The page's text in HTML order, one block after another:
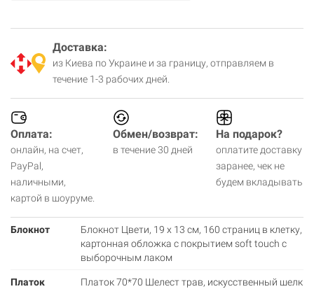
Доставка:
из Киева по Украине и за границу, отправляем в
течение 1-3 рабочих дней.
Оплата:
онлайн, на счет,
PayPal,
наличными,
картой в шоуруме.
Обмен/возврат:
в течение 30 дней
На подарок?
оплатите доставку
заранее, чек не
будем вкладывать
Блокнот
Блокнот Цвети, 19 х 13 см, 160 страниц в клетку,
картонная обложка с покрытием soft touch с
выборочным лаком
Платок
Платок 70*70 Шелест трав, искусственный шелк